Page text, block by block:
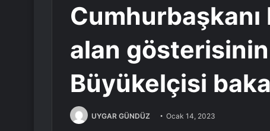
Cumhurbaşkanı
alan
Büyükelçisi
UYGAR GÜNDÜZ Ocak 14, 2023